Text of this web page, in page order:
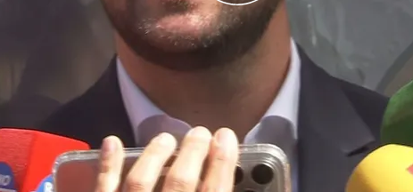
el rival de Florentino Pérezpor la presidencia del
todavía
quedan cosas que descubrir dentro de su
ha dejado claro que quiere españolizar el club.
de su sede electoral
, justo en frente del
División Florentino Pérez Enrique Riquelme